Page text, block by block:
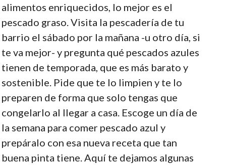
alimentos enriquecidos, lo mejor es el
pescado graso. Visita la pescadería de tu
barrio el sábado por la mañana -u otro día, si
te va mejor- y pregunta qué pescados azules
tienen de temporada, que es más barato y
sostenible. Pide que te lo limpien y te lo
preparen de forma que solo tengas que
congelarlo al llegar a casa. Escoge un día de
la semana para comer pescado azul y
prepáralo con esa nueva receta que tan
buena pinta tiene. Aquí te dejamos algunas